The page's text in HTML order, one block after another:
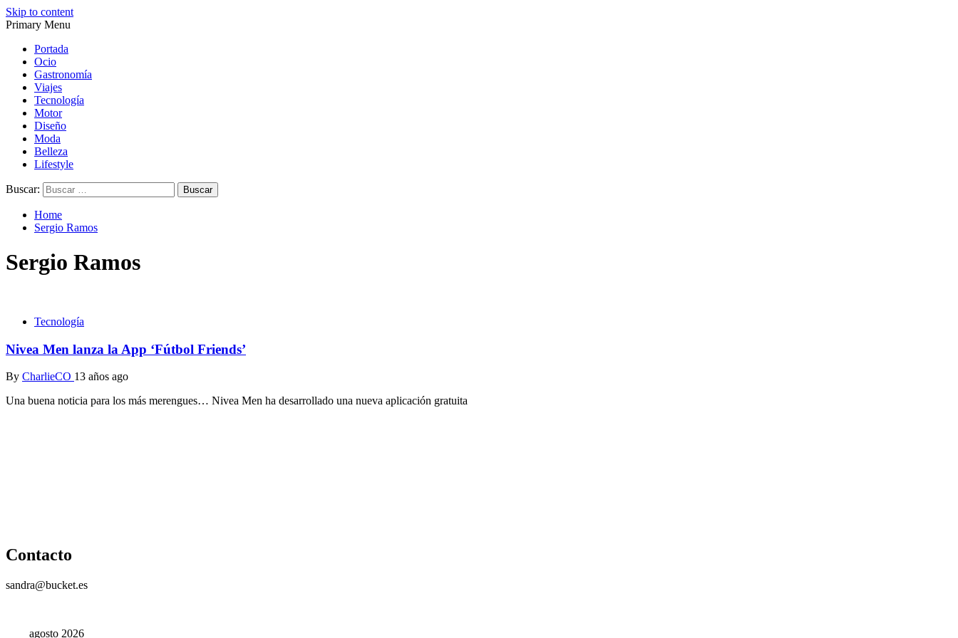
Skip to content
Primary Menu
Portada
Ocio
Gastronomía
Viajes
Tecnología
Motor
Diseño
Moda
Belleza
Lifestyle
Buscar:
Home
Sergio Ramos
Sergio Ramos
Tecnología
Nivea Men lanza la App ‘Fútbol Friends’
By CharlieCO 13 años ago
Una buena noticia para los más merengues… Nivea Men ha desarrollado una nueva aplicación gratuita
Contacto
sandra@bucket.es
agosto 2026